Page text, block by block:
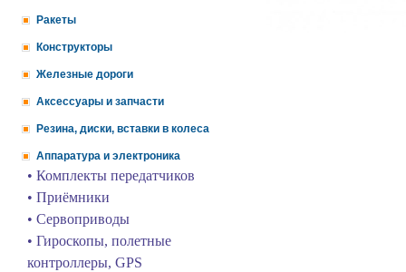
Ракеты
Конструкторы
Железные дороги
Аксессуары и запчасти
Резина, диски, вставки в колеса
Аппаратура и электроника
• Комплекты передатчиков
• Приёмники
• Сервоприводы
• Гироскопы, полетные
контроллеры, GPS